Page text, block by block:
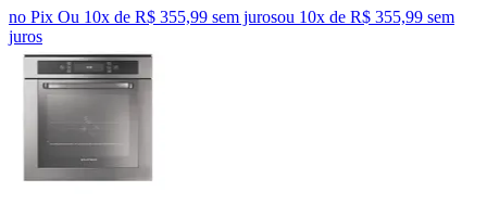
no Pix Ou 10x de R$ 355,99 sem jurosou 10x de R$ 355,99 sem
juros